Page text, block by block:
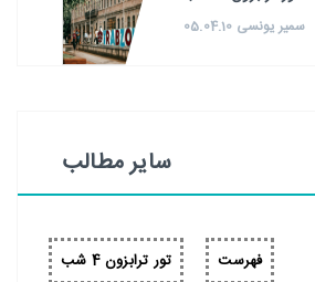
سمیر یونسی 05.04.10
سایر مطالب
تور ترابزون 4 شب فهرست